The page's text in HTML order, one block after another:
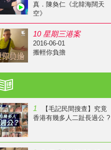
真．陳奐仁《北韓海闊天
空》
10 星期三港案
2016-06-01
搬輕你負擔
1
【毛記民間搜查】究竟
香港有幾多人二趾長過公 ?